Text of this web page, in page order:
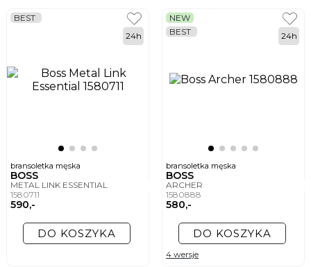
bransoletka męska
BOSS
METAL LINK ESSENTIAL
1580711
590,-
BEST
24h
DO KOSZYKA
bransoletka męska
BOSS
ARCHER
1580888
580,-
NEW
BEST
24h
DO KOSZYKA
4 wersje